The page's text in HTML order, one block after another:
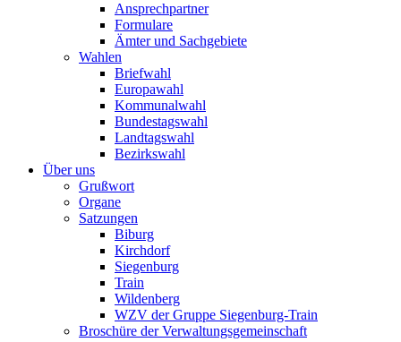
Ansprechpartner
Formulare
Ämter und Sachgebiete
Wahlen
Briefwahl
Europawahl
Kommunalwahl
Bundestagswahl
Landtagswahl
Bezirkswahl
Über uns
Grußwort
Organe
Satzungen
Biburg
Kirchdorf
Siegenburg
Train
Wildenberg
WZV der Gruppe Siegenburg-Train
Broschüre der Verwaltungsgemeinschaft